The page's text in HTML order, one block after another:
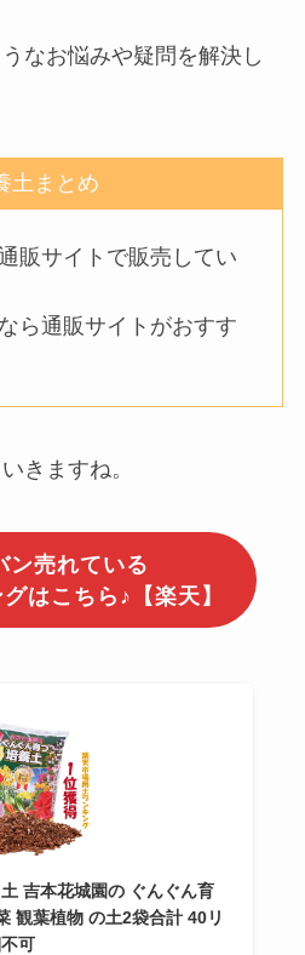
なお悩みや疑問を解決し
土まとめ
販サイトで販売してい
ら通販サイトがおすす
きますね。
ン売れている
はこちら♪【楽天】
吉本花城園の ぐんぐん育
観葉植物 の土2袋合計 40リ
可